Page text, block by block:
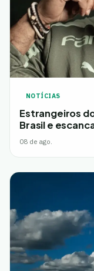
NOTÍCIAS
Estrangeiros
Brasil e
08 de ago.